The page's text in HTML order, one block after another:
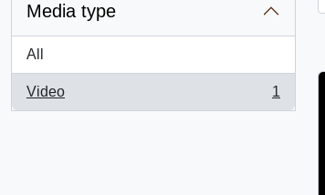
Media type
All
Video
, 1 results
1